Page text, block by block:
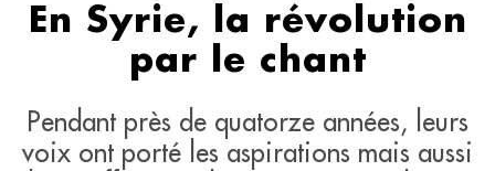
En Syrie, la révolution
par le chant
Pendant près de quatorze années, leurs
voix ont porté les aspirations mais aussi